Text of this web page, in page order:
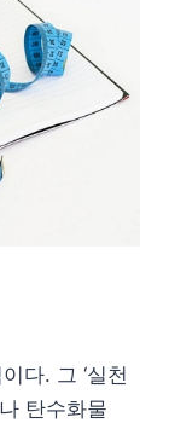
다. 그 ‘실천
탄수화물